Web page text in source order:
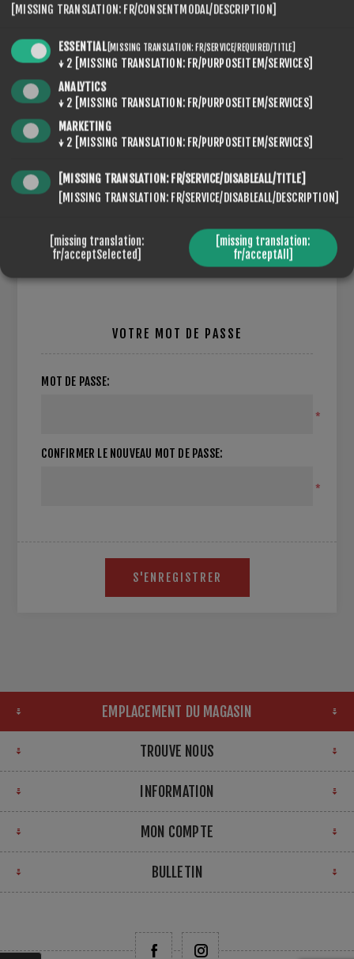
NOTE : Entrer le numéro de TVA avec le code du pays
(e.g. GB 111 111 11)
VOTRE MOT DE PASSE
MOT DE PASSE:
*
CONFIRMER LE NOUVEAU MOT DE PASSE:
*
S'ENREGISTRER
EMPLACEMENT DU MAGASIN
TROUVE NOUS
INFORMATION
MON COMPTE
BULLETIN
[MISSING TRANSLATION: FR/CONSENTMODAL/DESCRIPTION]
ESSENTIAL [MISSING TRANSLATION: FR/SERVICE/REQUIRED/TITLE]
↓ 2
[MISSING TRANSLATION: FR/PURPOSEITEM/SERVICES]
ANALYTICS
↓ 2
[MISSING TRANSLATION: FR/PURPOSEITEM/SERVICES]
MARKETING
↓ 2 [MISSING TRANSLATION: FR/PURPOSEITEM/SERVICES]
[MISSING TRANSLATION: FR/SERVICE/DISABLEALL/TITLE]
[MISSING TRANSLATION: FR/SERVICE/DISABLEALL/DESCRIPTION]
[missing translation:
fr/acceptSelected]
[missing translation:
fr/acceptAll]